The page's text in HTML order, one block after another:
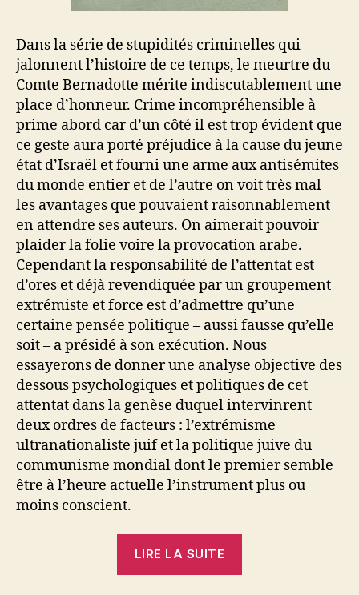
Dans la série de stupidités criminelles qui
jalonnent l’histoire de ce temps, le meurtre du
Comte Bernadotte mérite indiscutablement une
place d’honneur. Crime incompréhensible à
prime abord car d’un côté il est trop évident que
ce geste aura porté préjudice à la cause du jeune
état d’Israël et fourni une arme aux antisémites
du monde entier et de l’autre on voit très mal
les avantages que pouvaient raisonnablement
en attendre ses auteurs. On aimerait pouvoir
plaider la folie voire la provocation arabe.
Cependant la responsabilité de l’attentat est
d’ores et déjà revendiquée par un groupement
extrémiste et force est d’admettre qu’une
certaine pensée politique – aussi fausse qu’elle
soit – a présidé à son exécution. Nous
essayerons de donner une analyse objective des
dessous psychologiques et politiques de cet
attentat dans la genèse duquel intervinrent
deux ordres de facteurs : l’extrémisme
ultranationaliste juif et la politique juive du
communisme mondial dont le premier semble
être à l’heure actuelle l’instrument plus ou
moins conscient.
LIRE LA SUITE